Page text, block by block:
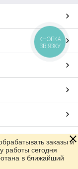
заказы и
работы сегодня
в ближайший
КНОПКА
ЗВ'ЯЗКУ